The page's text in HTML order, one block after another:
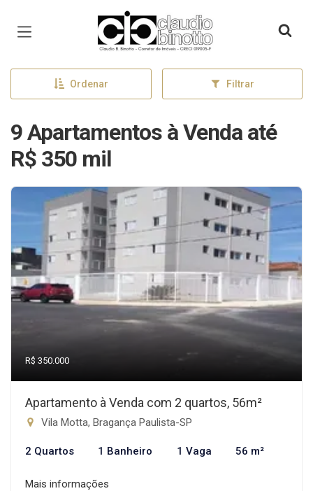
Página inicial
Ordenar Filtrar
9 Apartamentos à Venda até
R$ 350 mil
R$ 350.000
Apartamento à Venda com 2 quartos, 56m²
Vila Motta, Bragança Paulista-SP
2 Quartos 1 Banheiro 1 Vaga 56 m²
Mais informações